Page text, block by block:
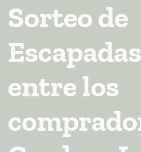
Sorteo de
entre los